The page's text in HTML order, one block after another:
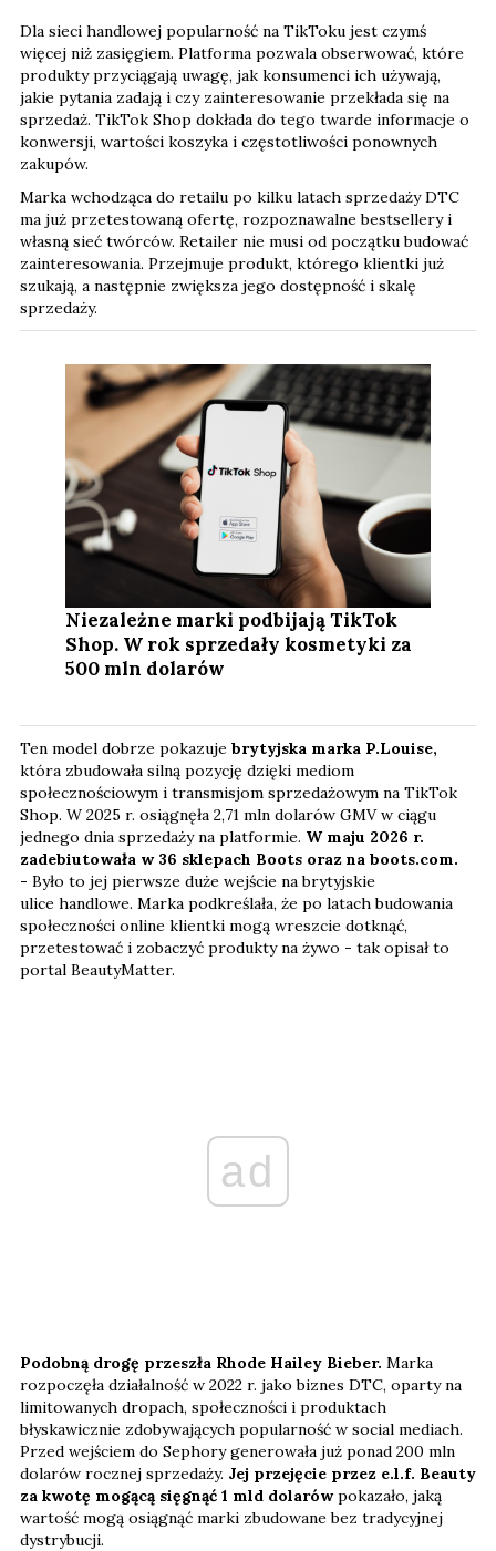
Dla sieci handlowej popularność na TikToku jest czymś
więcej niż zasięgiem. Platforma pozwala obserwować, które
produkty przyciągają uwagę, jak konsumenci ich używają,
jakie pytania zadają i czy zainteresowanie przekłada się na
sprzedaż. TikTok Shop dokłada do tego twarde informacje o
konwersji, wartości koszyka i częstotliwości ponownych
zakupów.
Marka wchodząca do retailu po kilku latach sprzedaży DTC
ma już przetestowaną ofertę, rozpoznawalne bestsellery i
własną sieć twórców. Retailer nie musi od początku budować
zainteresowania. Przejmuje produkt, którego klientki już
szukają, a następnie zwiększa jego dostępność i skalę
sprzedaży.
Niezależne marki podbijają TikTok
Shop. W rok sprzedały kosmetyki za
500 mln dolarów
Ten model dobrze pokazuje brytyjska marka P.Louise,
która zbudowała silną pozycję dzięki mediom
społecznościowym i transmisjom sprzedażowym na TikTok
Shop. W 2025 r. osiągnęła 2,71 mln dolarów GMV w ciągu
jednego dnia sprzedaży na platformie. W maju 2026 r.
zadebiutowała w 36 sklepach Boots oraz na boots.com.
- Było to jej pierwsze duże wejście na brytyjskie
ulice handlowe. Marka podkreślała, że po latach budowania
społeczności online klientki mogą wreszcie dotknąć,
przetestować i zobaczyć produkty na żywo - tak opisał to
portal BeautyMatter.
ad
Podobną drogę przeszła Rhode Hailey Bieber. Marka
rozpoczęła działalność w 2022 r. jako biznes DTC, oparty na
limitowanych dropach, społeczności i produktach
błyskawicznie zdobywających popularność w social mediach.
Przed wejściem do Sephory generowała już ponad 200 mln
dolarów rocznej sprzedaży. Jej przejęcie przez e.l.f. Beauty
za kwotę mogącą sięgnąć 1 mld dolarówpokazało, jaką
wartość mogą osiągnąć marki zbudowane bez tradycyjnej
dystrybucji.